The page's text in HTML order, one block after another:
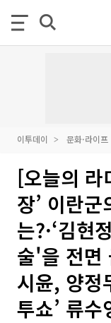
이투데이 문화·라이프
[오늘의 라
장’ 이란
는?·‘김현
술'을 전면
시윤, 양정
투쇼’ 류